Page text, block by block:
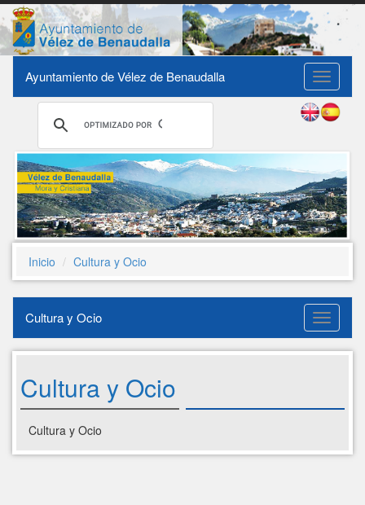
Toggle
Ayuntamiento de Vélez de Benaudalla
Inicio Cultura y Ocio
Cultura
y
Ocio
Cultura y Ocio
Cultura y Ocio
Cultura y Ocio